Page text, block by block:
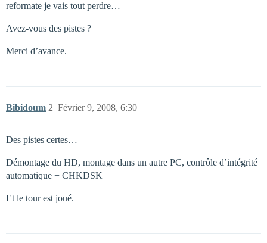
reformate je vais tout perdre…
Avez-vous des pistes ?
Merci d’avance.
Bibidoum Février 9, 2008, 6:30
2
Des pistes certes…
Démontage du HD, montage dans un autre PC, contrôle d’intégrité
automatique + CHKDSK
Et le tour est joué.